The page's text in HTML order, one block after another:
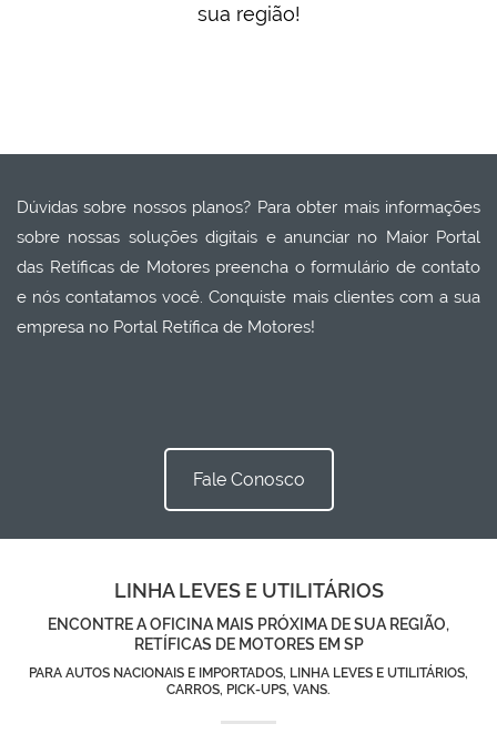
sua região!
Dúvidas sobre nossos planos? Para obter mais informações
sobre nossas soluções digitais e anunciar no Maior Portal
das Retíficas de Motores preencha o formulário de contato
e nós contatamos você. Conquiste mais clientes com a sua
empresa no Portal Retífica de Motores!
Fale Conosco
LINHA LEVES E UTILITÁRIOS
ENCONTRE A OFICINA MAIS PRÓXIMA DE SUA REGIÃO,
RETÍFICAS DE MOTORES EM SP
PARA AUTOS NACIONAIS E IMPORTADOS, LINHA LEVES E UTILITÁRIOS,
CARROS, PICK-UPS, VANS.